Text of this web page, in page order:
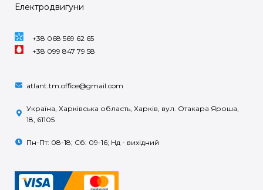
Електродвигуни
+38 068 569 62 65
+38 099 847 79 58
atlant.tm.office@gmail.com
Україна, Харківська область, Харків, вул. Отакара Яроша,
18, 61105
Пн-Пт: 08-18; Сб: 09-16; Нд - вихідний